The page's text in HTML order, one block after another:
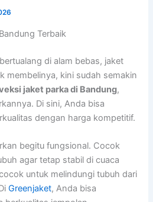
Terbaik
di alam bebas, jaket
membelinya, kini sudah semakin
jaket parka di Bandung,
Di sini, Anda bisa
dengan harga kompetitif.
begitu fungsional. Cocok
agar tetap stabil di cuaca
untuk melindungi tubuh dari
Greenjaket, Anda bisa